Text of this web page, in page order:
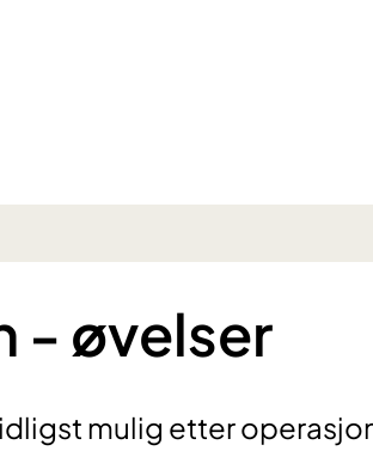
- øvelser
mulig etter